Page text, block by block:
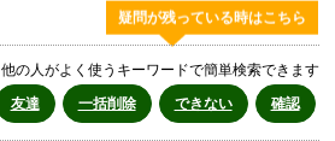
疑問が残っている時はこちら
他の人がよく使うキーワードで簡単検索できます
友達
一括削除 できない 確認